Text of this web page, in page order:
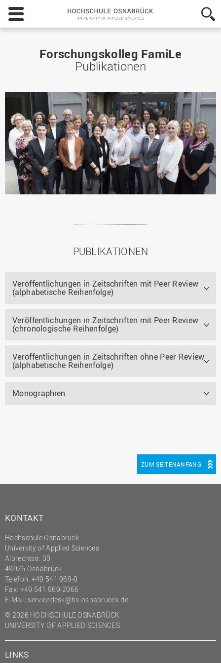
Hochschule
Osnabrück
-
Applied
Forschungskolleg FamiLe
Publikationen
PUBLIKATIONEN
Veröffentlichungen in Zeitschriften mit Peer Review
(alphabetische Reihenfolge)
Veröffentlichungen in Zeitschriften mit Peer Review
(chronologische Reihenfolge)
Veröffentlichungen in Zeitschriften ohne Peer Review
(alphabetische Reihenfolge)
Monographien
ZUM SEITENANFANG
KONTAKT
Hochschule Osnabrück
University of Applied Sciences
Albrechtstr. 30
49076 Osnabrück
Telefon: +49 541 969-0
Fax: +49 541 969-2066
E-Mail: servicedesk@hs-osnabrueck.de
© 2026 HOCHSCHULE OSNABRÜCK
UNIVERSITY OF APPLIED SCIENCES
LINKS